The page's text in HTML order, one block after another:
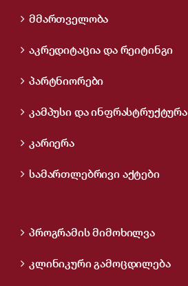
მმართველობა
აკრედიტაცია და რეიტინგი
პარტნიორები
კამპუსი და ინფრასტრუქტურა
კარიერა
სამართლებრივი აქტები
პროგრამის მიმოხილვა
კლინიკური გამოცდილება